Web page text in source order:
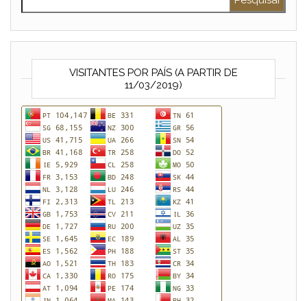
VISITANTES POR PAÍS (A PARTIR DE
11/03/2019)